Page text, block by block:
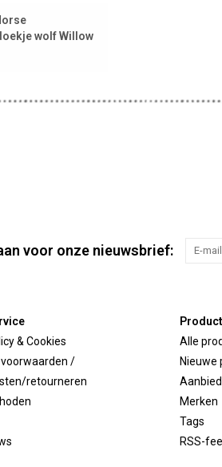
wolf Willow
voor onze nieuwsbrief:
& Cookies
/
retourneren
Alle
Nieuwe
Merken
Tags
RSS-